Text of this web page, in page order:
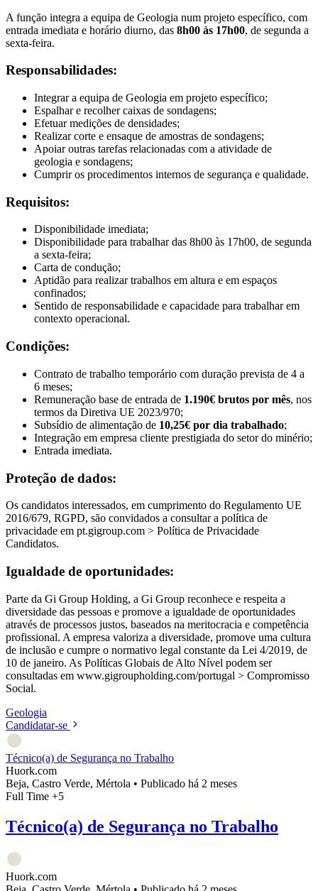
A função integra a equipa de Geologia num projeto específico, com
entrada imediata e horário diurno, das 8h00 às 17h00, de segunda a
sexta-feira.
Responsabilidades:
Integrar a equipa de Geologia em projeto específico;
Espalhar e recolher caixas de sondagens;
Efetuar medições de densidades;
Realizar corte e ensaque de amostras de sondagens;
Apoiar outras tarefas relacionadas com a atividade de
geologia e sondagens;
Cumprir os procedimentos internos de segurança e qualidade.
Requisitos:
Disponibilidade imediata;
Disponibilidade para trabalhar das 8h00 às 17h00, de segunda
a sexta-feira;
Carta de condução;
Aptidão para realizar trabalhos em altura e em espaços
confinados;
Sentido de responsabilidade e capacidade para trabalhar em
contexto operacional.
Condições:
Contrato de trabalho temporário com duração prevista de 4 a
6 meses;
Remuneração base de entrada de 1.190€ brutos por mês, nos
termos da Diretiva UE 2023/970;
Subsídio de alimentação de 10,25€ por dia trabalhado;
Integração em empresa cliente prestigiada do setor do minério;
Entrada imediata.
Proteção de dados:
Os candidatos interessados, em cumprimento do Regulamento UE
2016/679, RGPD, são convidados a consultar a política de
privacidade em pt.gigroup.com > Política de Privacidade
Candidatos.
Igualdade de oportunidades:
Parte da Gi Group Holding, a Gi Group reconhece e respeita a
diversidade das pessoas e promove a igualdade de oportunidades
através de processos justos, baseados na meritocracia e competência
profissional. A empresa valoriza a diversidade, promove uma cultura
de inclusão e cumpre o normativo legal constante da Lei 4/2019, de
10 de janeiro. As Políticas Globais de Alto Nível podem ser
consultadas em www.gigroupholding.com/portugal > Compromisso
Social.
Geologia
Candidatar-se
Técnico(a) de Segurança no Trabalho
Huork.com
Beja, Castro Verde, Mértola • Publicado há 2 meses
Full Time +5
Técnico(a) de Segurança no Trabalho
Huork.com